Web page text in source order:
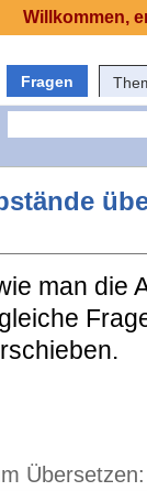
Fragen
man die
Übersetzen:
Willkommen,